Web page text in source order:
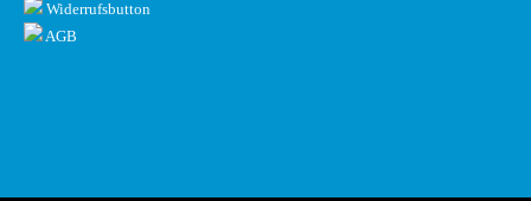
Widerrufsbutton
AGB